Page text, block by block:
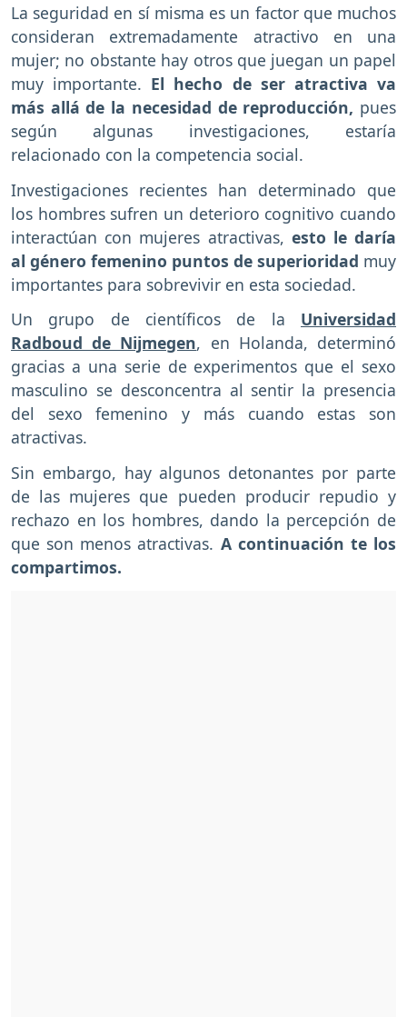
La seguridad en sí misma es un factor que muchos
consideran extremadamente atractivo en una
mujer; no obstante hay otros que juegan un papel
muy importante. El hecho de ser atractiva va
más allá de la necesidad de reproducción, pues
según algunas investigaciones, estaría
relacionado con la competencia social.
Investigaciones recientes han determinado que
los hombres sufren un deterioro cognitivo cuando
interactúan con mujeres atractivas, esto le daría
al género femenino puntos de superioridad muy
importantes para sobrevivir en esta sociedad.
Un grupo de científicos de la Universidad
Radboud de Nijmegen, en Holanda, determinó
gracias a una serie de experimentos que el sexo
masculino se desconcentra al sentir la presencia
del sexo femenino y más cuando estas son
atractivas.
Sin embargo, hay algunos detonantes por parte
de las mujeres que pueden producir repudio y
rechazo en los hombres, dando la percepción de
que son menos atractivas. A continuación te los
compartimos.